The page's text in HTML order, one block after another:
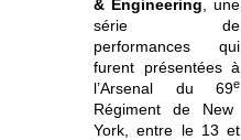
& Engineering , une
série de
performances qui
furent présentées à
l’Arsenal du 69e
Régiment de New
York, entre le 13 et